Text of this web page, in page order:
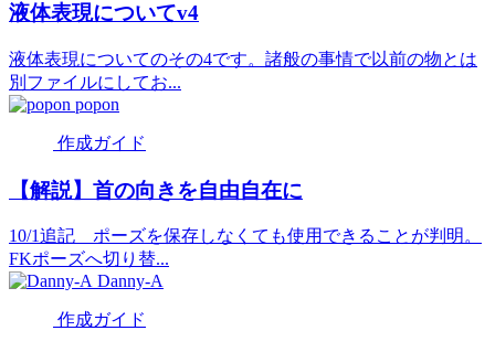
液体表現についてv4
液体表現についてのその4です。諸般の事情で以前の物とは
別ファイルにしてお...
popon
作成ガイド
【解説】首の向きを自由自在に
10/1追記 ポーズを保存しなくても使用できることが判明。
FKポーズへ切り替...
Danny-A
作成ガイド